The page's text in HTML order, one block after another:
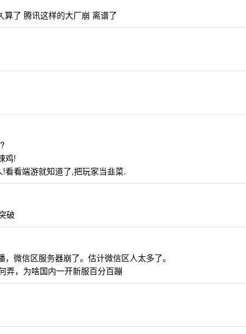
算了 腾讯这样的大厂崩 离谱了
鸡!
看看端游就知道了,把玩家当韭菜.
破
微信区服务器崩了。估计微信区人太多了。
弄，为啥国内一开新服百分百蹦